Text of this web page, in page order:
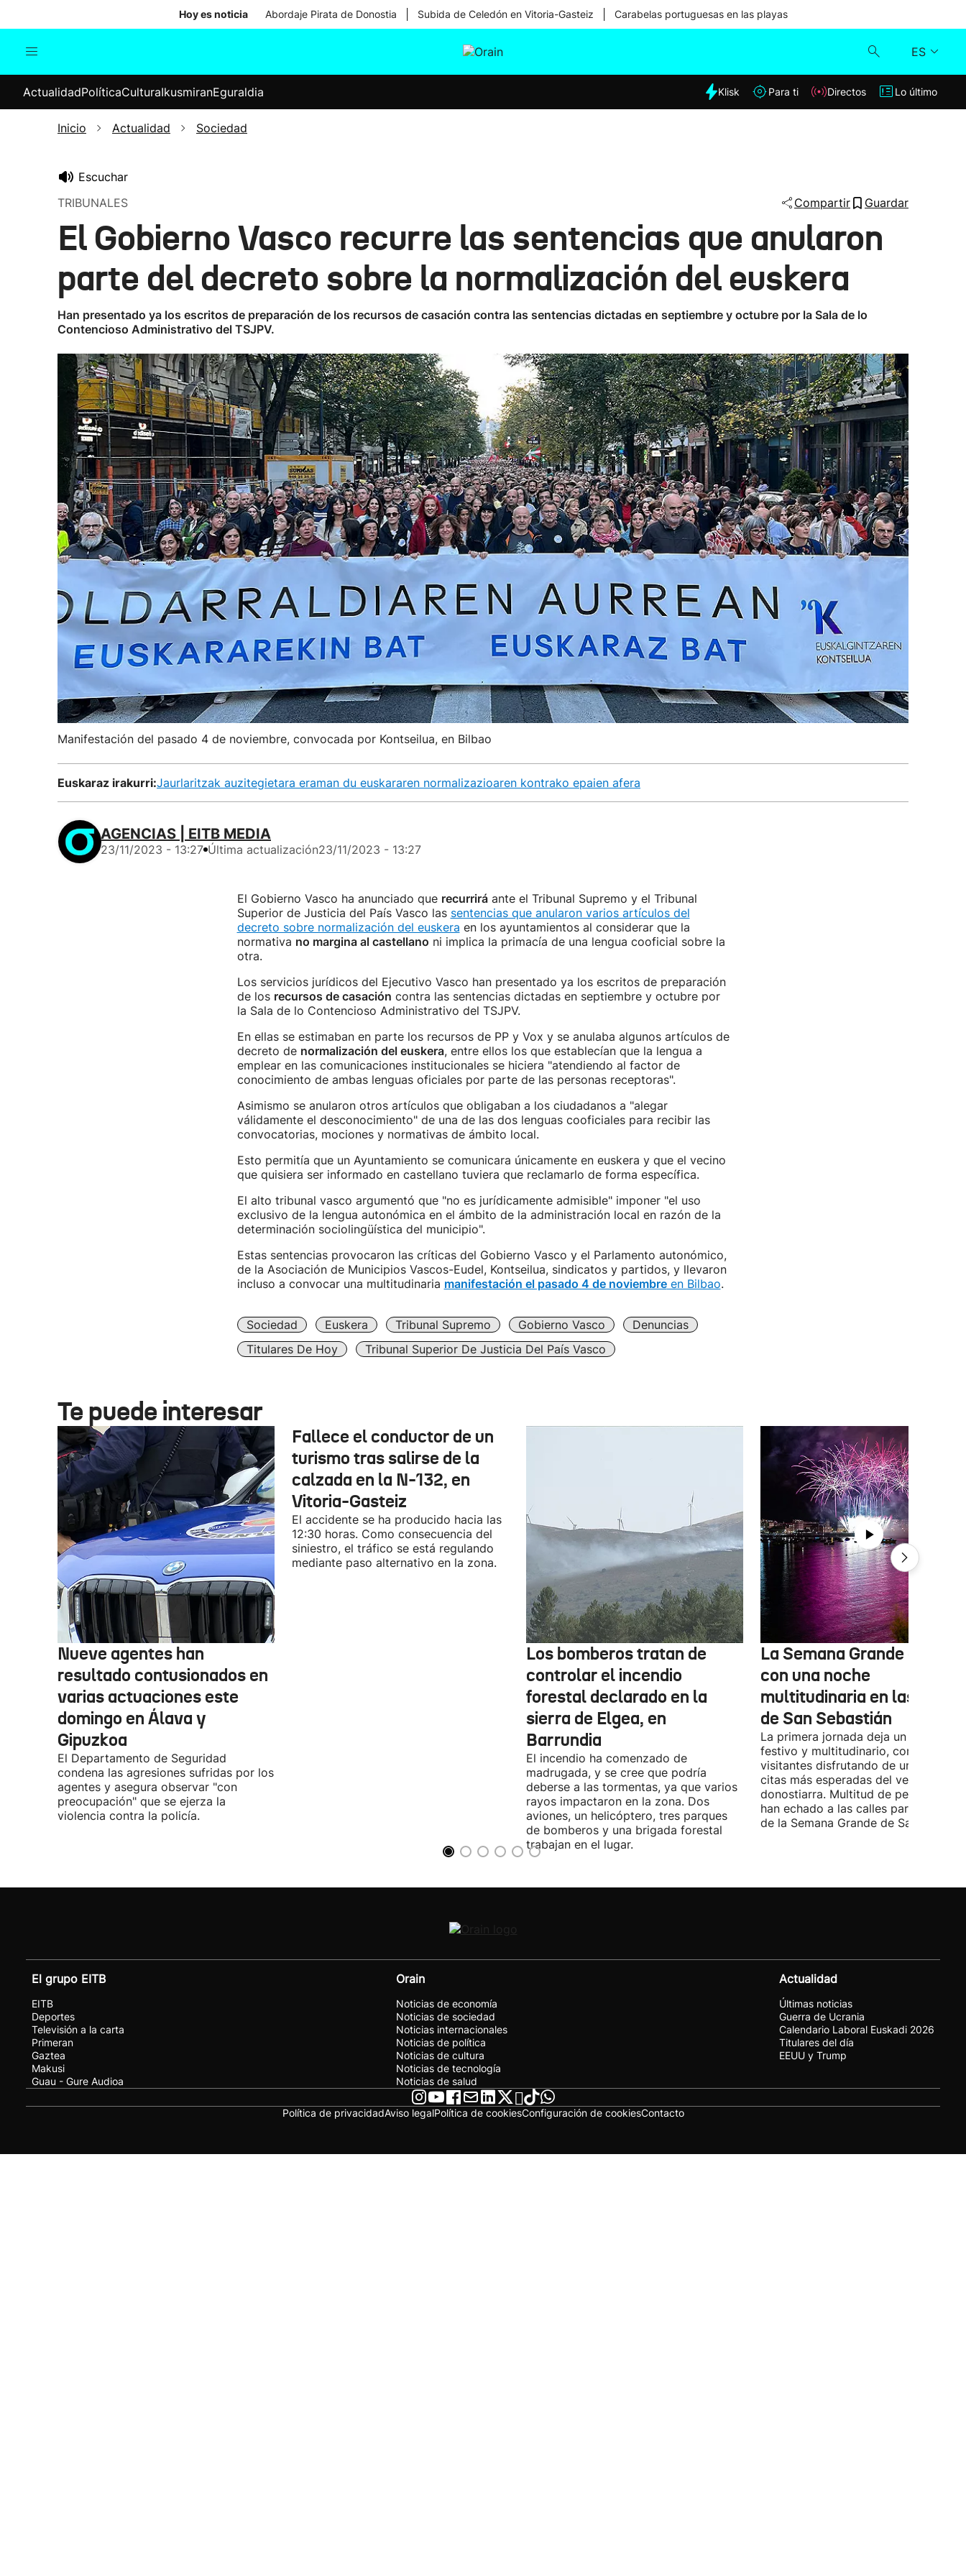
Hoy es noticia Abordaje Pirata de Donostia Subida de Celedón en Vitoria-Gasteiz Carabelas portuguesas en las playas
ES
Internacional
Elecciones
Klisk
Lo último
ActualidadPolíticaCulturaIkusmiranEguraldia Klisk Para ti Directos Lo último
Inicio Actualidad Sociedad
Escuchar
TRIBUNALES
Compartir Guardar
El Gobierno Vasco recurre las sentencias que anularon
parte del decreto sobre la normalización del euskera
Han presentado ya los escritos de preparación de los recursos de casación contra las sentencias dictadas en septiembre y octubre por la Sala de lo
Contencioso Administrativo del TSJPV.
Manifestación del pasado 4 de noviembre, convocada por Kontseilua, en Bilbao
Euskaraz irakurri:Jaurlaritzak auzitegietara eraman du euskararen normalizazioaren kontrako epaien afera
AGENCIAS | EITB MEDIA
23/11/2023 - 13:27 Última actualización23/11/2023 - 13:27
El Gobierno Vasco ha anunciado que recurriráante el Tribunal Supremo y el Tribunal
Superior de Justicia del País Vasco las sentencias que anularon varios artículos del
decreto sobre normalización del euskera en los ayuntamientos al considerar que la
normativa no margina al castellano ni implica la primacía de una lengua cooficial sobre la
otra.
Los servicios jurídicos del Ejecutivo Vasco han presentado ya los escritos de preparación
de los recursos de casación contra las sentencias dictadas en septiembre y octubre por
la Sala de lo Contencioso Administrativo del TSJPV.
En ellas se estimaban en parte los recursos de PP y Vox y se anulaba algunos artículos de
decreto de normalización del euskera, entre ellos los que establecían que la lengua a
emplear en las comunicaciones institucionales se hiciera "atendiendo al factor de
conocimiento de ambas lenguas oficiales por parte de las personas receptoras".
Asimismo se anularon otros artículos que obligaban a los ciudadanos a "alegar
válidamente el desconocimiento" de una de las dos lenguas cooficiales para recibir las
convocatorias, mociones y normativas de ámbito local.
Esto permitía que un Ayuntamiento se comunicara únicamente en euskera y que el vecino
que quisiera ser informado en castellano tuviera que reclamarlo de forma específica.
El alto tribunal vasco argumentó que "no es jurídicamente admisible" imponer "el uso
exclusivo de la lengua autonómica en el ámbito de la administración local en razón de la
determinación sociolingüística del municipio".
Estas sentencias provocaron las críticas del Gobierno Vasco y el Parlamento autonómico,
de la Asociación de Municipios Vascos-Eudel, Kontseilua, sindicatos y partidos, y llevaron
incluso a convocar una multitudinaria manifestación el pasado 4 de noviembreen Bilbao.
Sociedad Euskera Tribunal Supremo Gobierno Vasco
Denuncias
Titulares De Hoy
Tribunal Superior De Justicia Del País Vasco
Te puede interesar
Nueve agentes han
resultado contusionados en
varias actuaciones este
domingo en Álava y
Gipuzkoa
El Departamento de Seguridad
condena las agresiones sufridas por los
agentes y asegura observar "con
preocupación" que se ejerza la
violencia contra la policía.
Fallece el conductor de un
turismo tras salirse de la
calzada en la N-132, en
Vitoria-Gasteiz
El accidente se ha producido hacia las
12:30 horas. Como consecuencia del
siniestro, el tráfico se está regulando
mediante paso alternativo en la zona.
Los bomberos tratan de
controlar el incendio
forestal declarado en la
sierra de Elgea, en
Barrundia
El incendio ha comenzado de
madrugada, y se cree que podría
deberse a las tormentas, ya que varios
rayos impactaron en la zona. Dos
aviones, un helicóptero, tres parques
de bomberos y una brigada forestal
trabajan en el lugar.
La Semana Grande
con una noche
multitudinaria en las calles
de San Sebastián
La primera jornada deja un ambiente
festivo y multitudinario, con vecinos
visitantes disfrutando de una de las
citas más esperadas del verano
donostiarra. Multitud de personas se
han echado a las calles para disfrutar
de la Semana Grande de San
El grupo EITB
EITB
Deportes
Televisión a la carta
Primeran
Gaztea
Makusi
Guau - Gure Audioa
Orain
Noticias de economía
Noticias de sociedad
Noticias internacionales
Noticias de política
Noticias de cultura
Noticias de tecnología
Noticias de salud
Actualidad
Últimas noticias
Guerra de Ucrania
Calendario Laboral Euskadi 2026
Titulares del día
EEUU y Trump
Política de privacidadAviso legalPolítica de cookiesConfiguración de cookiesContacto